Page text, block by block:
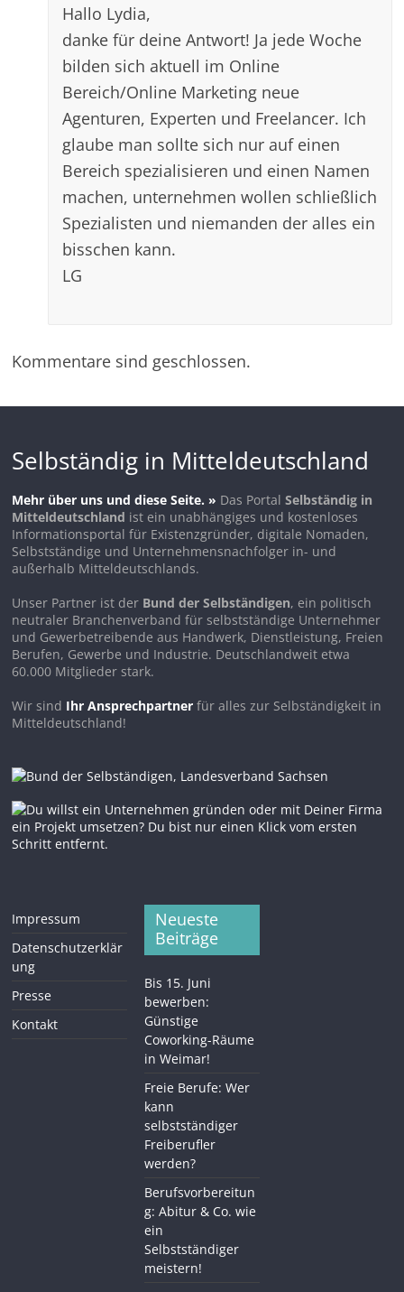
Hallo Lydia,
danke für deine Antwort! Ja jede Woche
bilden sich aktuell im Online
Bereich/Online Marketing neue
Agenturen, Experten und Freelancer. Ich
glaube man sollte sich nur auf einen
Bereich spezialisieren und einen Namen
machen, unternehmen wollen schließlich
Spezialisten und niemanden der alles ein
bisschen kann.
LG
Kommentare sind geschlossen.
Selbständig in Mitteldeutschland
Mehr über uns und diese Seite. » Das PortalSelbständig in
Mitteldeutschland ist ein unabhängiges und kostenloses
Informationsportal für Existenzgründer, digitale Nomaden,
Selbstständige und Unternehmensnachfolger in- und
außerhalb Mitteldeutschlands.
Unser Partner ist der Bund der Selbständigen, ein politisch
neutraler Branchenverband für selbstständige Unternehmer
und Gewerbetreibende aus Handwerk, Dienstleistung, Freien
Berufen, Gewerbe und Industrie. Deutschlandweit etwa
60.000 Mitglieder stark.
Wir sind Ihr Ansprechpartner für alles zur Selbständigkeit in
Mitteldeutschland!
Impressum
Datenschutzerklär
ung
Presse
Kontakt
Neueste
Beiträge
Bis 15. Juni
bewerben:
Günstige
Coworking-Räume
in Weimar!
Freie Berufe: Wer
kann
selbstständiger
Freiberufler
werden?
Berufsvorbereitun
g: Abitur & Co. wie
ein
Selbstständiger
meistern!